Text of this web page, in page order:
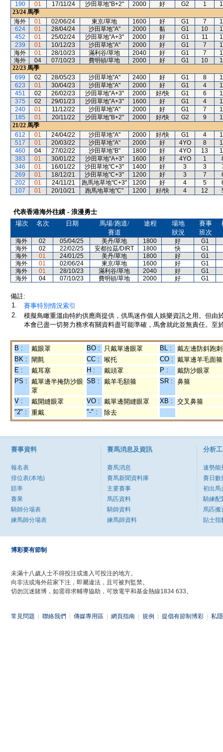
190
01 17/11/24 沙田草地"B+2" 2000 好 G2 1
23/24 馬季
海外
01 02/06/24 東京/草地 1600 好 G1 7
624
01 28/04/24 沙田草地"A" 2000 黏 G1 10
452
01 25/02/24 沙田草地"A+3" 2000 好 G1 11
239
01 10/12/23 沙田草地"A" 2000 好 G1 7
海外
01 28/10/23 滿利谷/草地 2040 好 G1 7
海外
04 07/10/23 費明頓/草地 2000 好 G1 10
22/23 馬季
699
02 28/05/23 沙田草地"A" 2400 好 G1 8
623
01 30/04/23 沙田草地"A" 2000 好 G1 4
451
02 26/02/23 沙田草地"A+3" 2000 好/快 G1 6
375
02 29/01/23 沙田草地"A+3" 1600 好 G1 4
240
01 11/12/22 沙田草地"A" 2000 好 G1 7
185
01 20/11/22 沙田草地"B+2" 2000 好/快 G2 9
21/22 馬季
612
01 24/04/22 沙田草地"A" 2000 好/快 G1 4
517
01 20/03/22 沙田草地"A" 2000 好 4YO 8
460
04 27/02/22 沙田草地"B" 1800 好 4YO 13
383
01 30/01/22 沙田草地"A+3" 1600 好 4YO 1
346
01 16/01/22 沙田草地"C+3" 1400 好 3 3
269
01 18/12/21 沙田草地"C+3" 1200 好 3 7
202
01 24/11/21 跑馬地草地"C+3" 1200 好 4 5
107
01 20/10/21 跑馬地草地"C" 1200 好/快 4 12
代表香港海外往績 - 浪漫勇士
場次
名次 日期
馬場/跑道/
賽道
途程
場地
狀況
賽事
班次
海外 02 05/04/25 美丹/草地 1800 好
G1
海外
02 22/02/25 安都拉茲/DIRT 1800 快
G1
海外
01 24/01/25 美丹/草地 1800 好
G1
海外
01 02/06/24 東京/草地 1600 好
G1
海外
01 28/10/23 滿利谷/草地 2040 好
G1
海外
04 07/10/23 費明頓/草地 2000 好 G1
備註:
1.
賽事特別情況索引
2.
模擬鳥瞰重溫由特約供應商提供，供馬迷作個人娛樂資訊之用。但
本會已盡一切努力務求有關資料盡可能準確，馬會就此並無責任。至
B : 戴眼罩 BO : 只戴單邊眼罩 BL :
戴左邊防斜跑
BK :
閘氈 CC : 喉托 CO : 戴單邊羊毛面箍
E :
戴耳塞 H : 戴頭罩 P :
戴防沙眼罩
PS : 戴單邊半掩防沙眼
罩
SB : 戴羊毛額箍 SR : 鼻箍
V : 戴開縫眼罩 VO : 戴單邊開縫眼罩 XB :
交叉鼻箍
"2" :
重戴 "-" : 除去
賽事資料
報名表
排位表(本地)
賠率
賽果
騎師分場表
練馬師分場表
賽馬消息及資訊
賽馬消息
賽馬新聞資料庫
主要賽事
馬匹資料
騎師資料
練馬師資料
分析
速勢能
賽日數
初出馬
騎練配
馬匹搬
貼士指
博彩要有節制
未滿十八歲人士不得投注或進入可投注的地方。
向非法或海外莊家下注，即屬違法，且可被判監禁。
切勿沉迷賭博，如需尋求輔導協助，可致電平和基金熱線1834 633。
常見問題 聯絡我們 傳媒專用區 網頁指南 規例 提倡有節制博彩 私